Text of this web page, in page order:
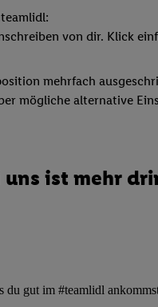
von dir. Klick
mehrfach
mögliche alternative
uns ist mehr
du gut im #teamlidl
finden
Ihre